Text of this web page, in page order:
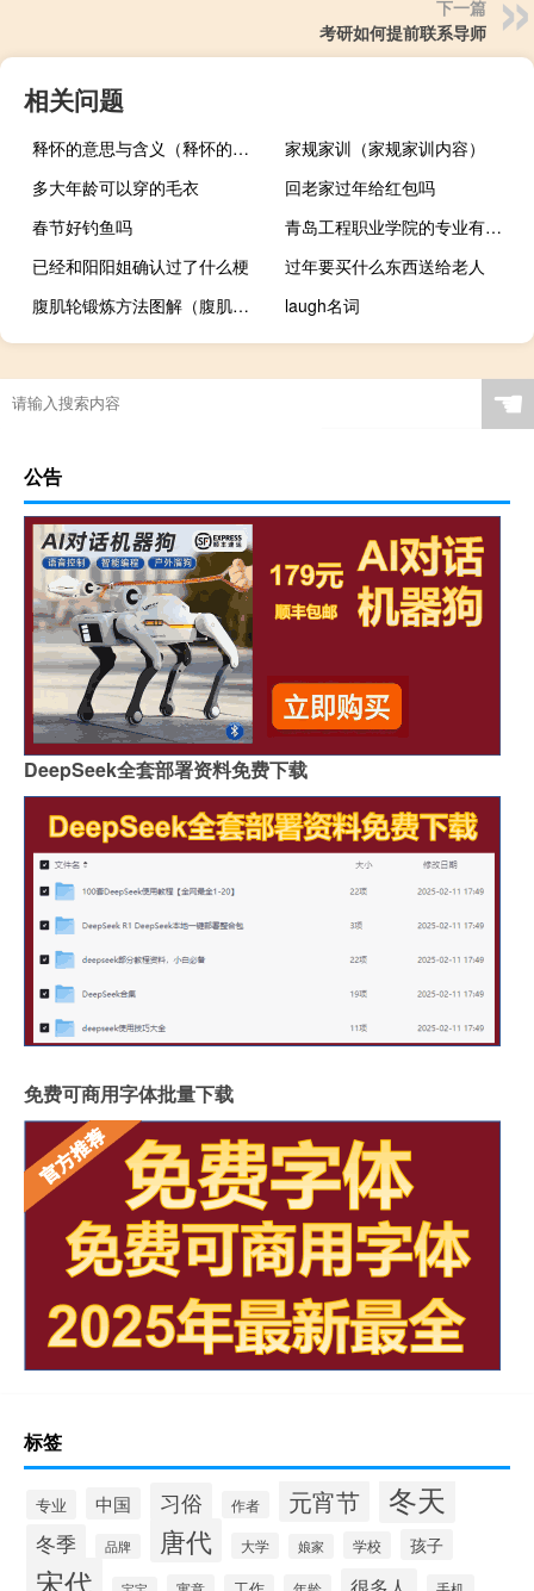
下一篇
考研如何提前联系导师
相关问题
释怀的意思与含义（释怀的初恋）
家规家训（家规家训内容）
多大年龄可以穿的毛衣
回老家过年给红包吗
春节好钓鱼吗
青岛工程职业学院的专业有哪些
已经和阳阳姐确认过了什么梗
过年要买什么东西送给老人
腹肌轮锻炼方法图解（腹肌轮）
laugh名词
☚
公告
DeepSeek全套部署资料免费下载
免费可商用字体批量下载
标签
专业 中国 习俗 作者 元宵节 冬天
冬季 品牌 唐代 大学 娘家 学校 孩子
宋代